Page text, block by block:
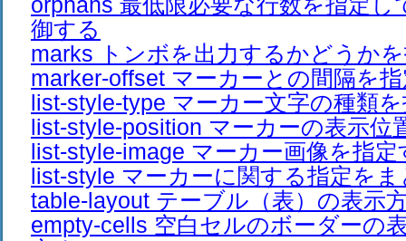
御する
marks トンボを出力するかどうか
marker-offset マーカーとの間隔を
list-style-type マーカー文字の種類
list-style-position マーカーの表示位
list-style-image マーカー画像を指定
list-style マーカーに関する指定を
table-layout テーブル（表）の表示
empty-cells 空白セルのボーダーの